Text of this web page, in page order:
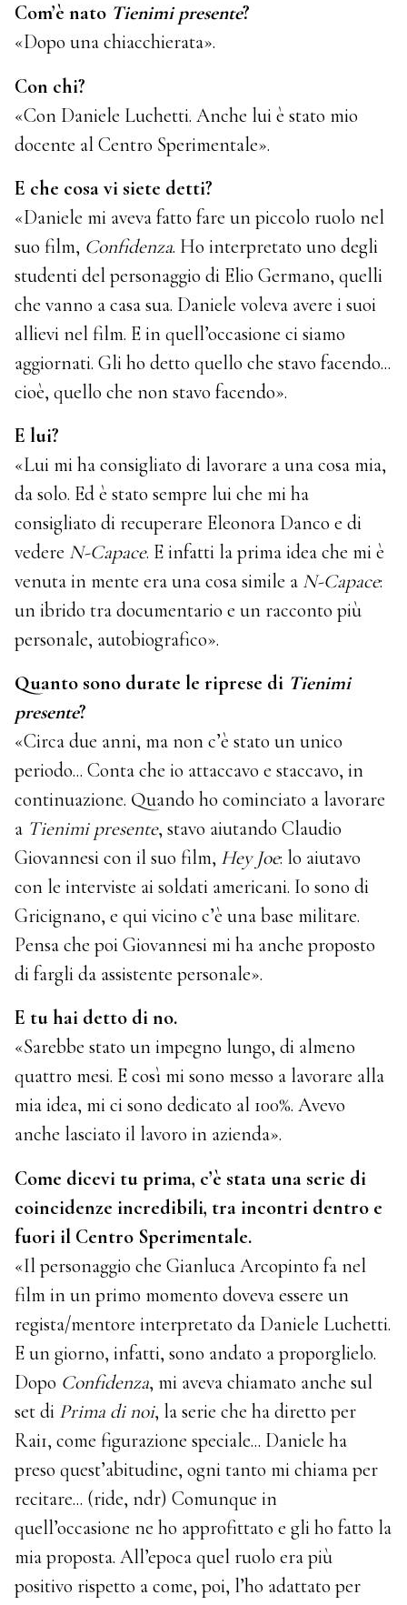
Com’è nato Tienimi presente?
«Dopo una chiacchierata».
Con chi?
«Con Daniele Luchetti. Anche lui è stato mio
docente al Centro Sperimentale».
E che cosa vi siete detti?
«Daniele mi aveva fatto fare un piccolo ruolo nel
suo film, Confidenza. Ho interpretato uno degli
studenti del personaggio di Elio Germano, quelli
che vanno a casa sua. Daniele voleva avere i suoi
allievi nel film. E in quell’occasione ci siamo
aggiornati. Gli ho detto quello che stavo facendo...
cioè, quello che non stavo facendo».
E lui?
«Lui mi ha consigliato di lavorare a una cosa mia,
da solo. Ed è stato sempre lui che mi ha
consigliato di recuperare Eleonora Danco e di
vedere N-Capace. E infatti la prima idea che mi è
venuta in mente era una cosa simile a N-Capace:
un ibrido tra documentario e un racconto più
personale, autobiografico».
Quanto sono durate le riprese di Tienimi
presente?
«Circa due anni, ma non c’è stato un unico
periodo... Conta che io attaccavo e staccavo, in
continuazione. Quando ho cominciato a lavorare
a Tienimi presente, stavo aiutando Claudio
Giovannesi con il suo film, Hey Joe: lo aiutavo
con le interviste ai soldati americani. Io sono di
Gricignano, e qui vicino c’è una base militare.
Pensa che poi Giovannesi mi ha anche proposto
di fargli da assistente personale».
E tu hai detto di no.
«Sarebbe stato un impegno lungo, di almeno
quattro mesi. E così mi sono messo a lavorare alla
mia idea, mi ci sono dedicato al 100%. Avevo
anche lasciato il lavoro in azienda».
Come dicevi tu prima, c’è stata una serie di
coincidenze incredibili, tra incontri dentro e
fuori il Centro Sperimentale.
«Il personaggio che Gianluca Arcopinto fa nel
film in un primo momento doveva essere un
regista/mentore interpretato da Daniele Luchetti.
E un giorno, infatti, sono andato a proporglielo.
Dopo Confidenza, mi aveva chiamato anche sul
set di Prima di noi, la serie che ha diretto per
Rai1, come figurazione speciale... Daniele ha
preso quest’abitudine, ogni tanto mi chiama per
recitare... (ride, ndr) Comunque in
quell’occasione ne ho approfittato e gli ho fatto la
mia proposta. All’epoca quel ruolo era più
positivo rispetto a come, poi, l’ho adattato per